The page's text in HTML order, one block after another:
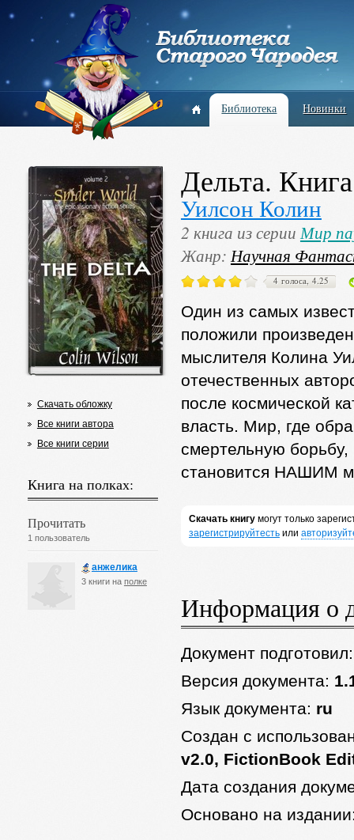
Библиотека Новинки
Скачать обложку
Все книги автора
Все книги серии
Книга на полках:
Прочитать
1 пользователь
анжелика
3 книги на полке
Дельта.
Уилсон Колин
2 книга из серииМир
Жанр:Научная
4 голоса, 4.25
Один из самых
положили
мыслителя Колина
отечественных
после космической
власть. Мир, где
смертельную
становится НАШИМ
Скачать книгумогут только
зарегистрируйтестьили
Информация о
Документ
Версия документа:
Язык документа: ru
Создан с
v2.0, FictionBook
Дата создания
Основано на